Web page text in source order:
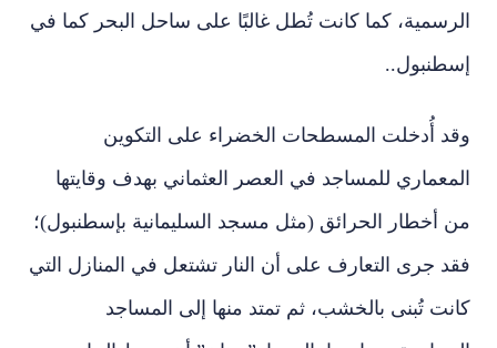
الرسمية، كما كانت تُطل غالبًا على ساحل البحر كما في
إسطنبول..
وقد أُدخلت المسطحات الخضراء على التكوين
المعماري للمساجد في العصر العثماني بهدف وقايتها
من أخطار الحرائق (مثل مسجد السليمانية بإسطنبول)؛
فقد جرى التعارف على أن النار تشتعل في المنازل التي
كانت تُبنى بالخشب، ثم تمتد منها إلى المساجد